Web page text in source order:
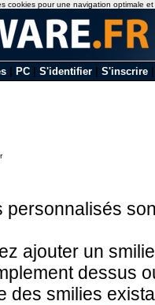
PC S'identifier S'inscrire
personnalisés
ajouter un
dessus
des smilies
cookies pour une navigation optimale